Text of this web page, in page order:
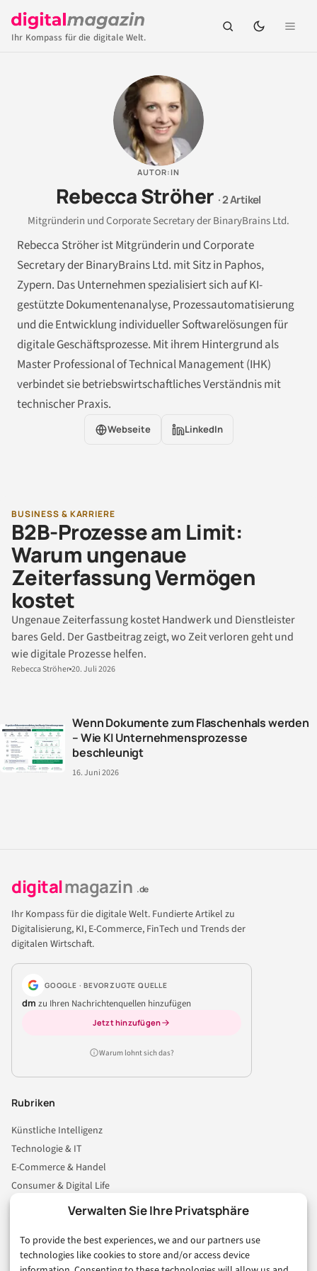
Verwalten Sie Ihre Privatsphäre
To provide the best experiences, we and our partners use
technologies like cookies to store and/or access device
Ihr Kompass für die digitale Welt.
AUTOR:IN
Rebecca Ströher · 2 Artikel
Mitgründerin und Corporate Secretary der BinaryBrains Ltd.
Rebecca Ströher ist Mitgründerin und Corporate
Secretary der BinaryBrains Ltd. mit Sitz in Paphos,
Zypern. Das Unternehmen spezialisiert sich auf KI-
gestützte Dokumentenanalyse, Prozessautomatisierung
und die Entwicklung individueller Softwarelösungen für
digitale Geschäftsprozesse. Mit ihrem Hintergrund als
Master Professional of Technical Management (IHK)
verbindet sie betriebswirtschaftliches Verständnis mit
technischer Praxis.
Webseite LinkedIn
BUSINESS & KARRIERE
B2B-Prozesse am Limit:
Warum ungenaue
Zeiterfassung Vermögen
kostet
Ungenaue Zeiterfassung kostet Handwerk und Dienstleister
bares Geld. Der Gastbeitrag zeigt, wo Zeit verloren geht und
wie digitale Prozesse helfen.
Rebecca Ströher20. Juli 2026
Wenn Dokumente zum Flaschenhals werden
– Wie KI Unternehmensprozesse
beschleunigt
16. Juni 2026
digitalmagazin .de
Ihr Kompass für die digitale Welt. Fundierte Artikel zu
Digitalisierung, KI, E-Commerce, FinTech und Trends der
digitalen Wirtschaft.
GOOGLE · BEVORZUGTE QUELLE
dm zu Ihren Nachrichtenquellen hinzufügen
Jetzt hinzufügen
Warum lohnt sich das?
Rubriken
Künstliche Intelligenz
Technologie & IT
E-Commerce & Handel
Consumer & Digital Life
Business & Karriere
Sicherheit & Recht